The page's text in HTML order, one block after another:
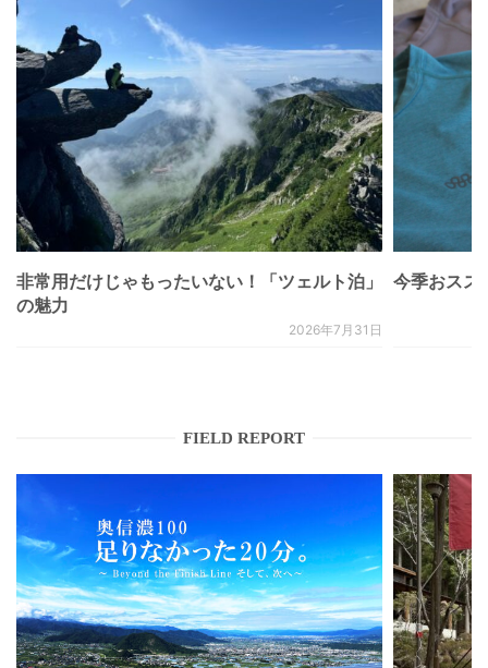
非常用だけじゃもったいない！「ツェルト泊」
の魅力
2026年7月31日
今季おスス
FIELD REPORT